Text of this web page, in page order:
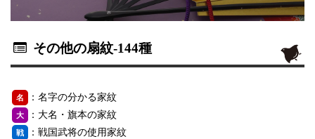
その他の扇紋-144種
名 ：名字の分かる家紋
大 ：大名・旗本の家紋
戦 ：戦国武将の使用家紋